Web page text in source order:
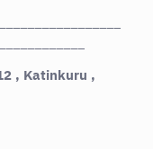
, Katinkuru ,